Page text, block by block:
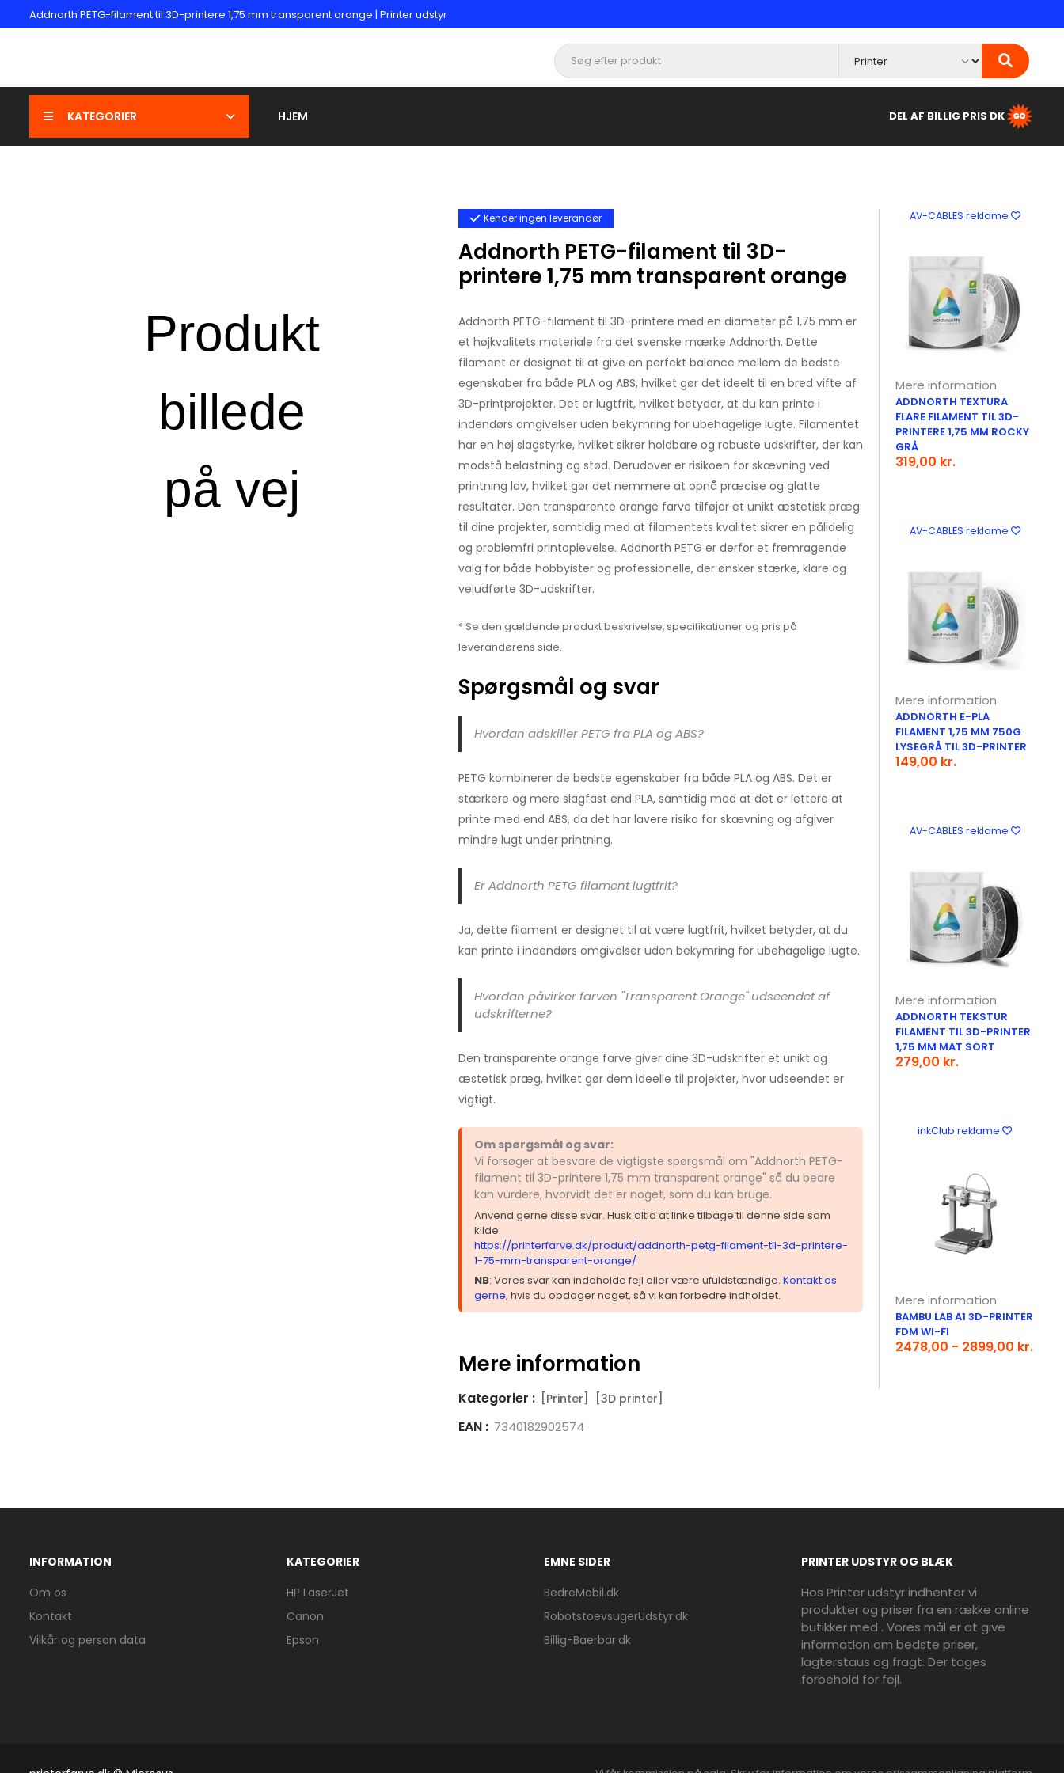
Addnorth PETG-filament til 3D-printere 1,75 mm transparent orange | Printer udstyr
KATEGORIER HJEM DEL AF BILLIG PRIS DK
Kender ingen leverandør
Addnorth PETG-filament til 3D-
printere 1,75 mm transparent orange
Addnorth PETG-filament til 3D-printere med en diameter på 1,75 mm er
et højkvalitets materiale fra det svenske mærke Addnorth. Dette
filament er designet til at give en perfekt balance mellem de bedste
egenskaber fra både PLA og ABS, hvilket gør det ideelt til en bred vifte af
3D-printprojekter. Det er lugtfrit, hvilket betyder, at du kan printe i
indendørs omgivelser uden bekymring for ubehagelige lugte. Filamentet
har en høj slagstyrke, hvilket sikrer holdbare og robuste udskrifter, der kan
modstå belastning og stød. Derudover er risikoen for skævning ved
printning lav, hvilket gør det nemmere at opnå præcise og glatte
resultater. Den transparente orange farve tilføjer et unikt æstetisk præg
til dine projekter, samtidig med at filamentets kvalitet sikrer en pålidelig
og problemfri printoplevelse. Addnorth PETG er derfor et fremragende
valg for både hobbyister og professionelle, der ønsker stærke, klare og
veludførte 3D-udskrifter.
* Se den gældende produkt beskrivelse, specifikationer og pris på
leverandørens side.
Spørgsmål og svar
Hvordan adskiller PETG fra PLA og ABS?
PETG kombinerer de bedste egenskaber fra både PLA og ABS. Det er
stærkere og mere slagfast end PLA, samtidig med at det er lettere at
printe med end ABS, da det har lavere risiko for skævning og afgiver
mindre lugt under printning.
Er Addnorth PETG filament lugtfrit?
Ja, dette filament er designet til at være lugtfrit, hvilket betyder, at du
kan printe i indendørs omgivelser uden bekymring for ubehagelige lugte.
Hvordan påvirker farven "Transparent Orange" udseendet af
udskrifterne?
Den transparente orange farve giver dine 3D-udskrifter et unikt og
æstetisk præg, hvilket gør dem ideelle til projekter, hvor udseendet er
vigtigt.
Om spørgsmål og svar:
Vi forsøger at besvare de vigtigste spørgsmål om "Addnorth PETG-
filament til 3D-printere 1,75 mm transparent orange" så du bedre
kan vurdere, hvorvidt det er noget, som du kan bruge.
Anvend gerne disse svar. Husk altid at linke tilbage til denne side som
kilde:
https://printerfarve.dk/produkt/addnorth-petg-filament-til-3d-printere-
1-75-mm-transparent-orange/
NB: Vores svar kan indeholde fejl eller være ufuldstændige. Kontakt os
gerne, hvis du opdager noget, så vi kan forbedre indholdet.
Mere information
Kategorier : [Printer] [3D printer]
EAN : 7340182902574
AV-CABLES reklame
Mere information
ADDNORTH TEXTURA
FLARE FILAMENT TIL 3D-
PRINTERE 1,75 MM ROCKY
GRÅ
319,00 kr.
AV-CABLES reklame
Mere information
ADDNORTH E-PLA
FILAMENT 1,75 MM 750G
LYSEGRÅ TIL 3D-PRINTER
149,00 kr.
AV-CABLES reklame
Mere information
ADDNORTH TEKSTUR
FILAMENT TIL 3D-PRINTER
1,75 MM MAT SORT
279,00 kr.
inkClub reklame
Mere information
BAMBU LAB A1 3D-PRINTER
FDM WI-FI
2478,00 - 2899,00 kr.
INFORMATION
Om os
Kontakt
Vilkår og person data
KATEGORIER
HP LaserJet
Canon
Epson
EMNE SIDER
BedreMobil.dk
RobotstoevsugerUdstyr.dk
Billig-Baerbar.dk
PRINTER UDSTYR OG BLÆK
Hos Printer udstyr indhenter vi
produkter og priser fra en række online
butikker med . Vores mål er at give
information om bedste priser,
lagterstaus og fragt. Der tages
forbehold for fejl.